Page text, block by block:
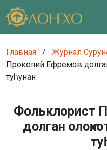
Главная / Журнал
Прокопий Ефремов
туһунан
Фольклорист
долган